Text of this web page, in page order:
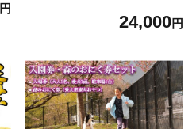
円
24,000円